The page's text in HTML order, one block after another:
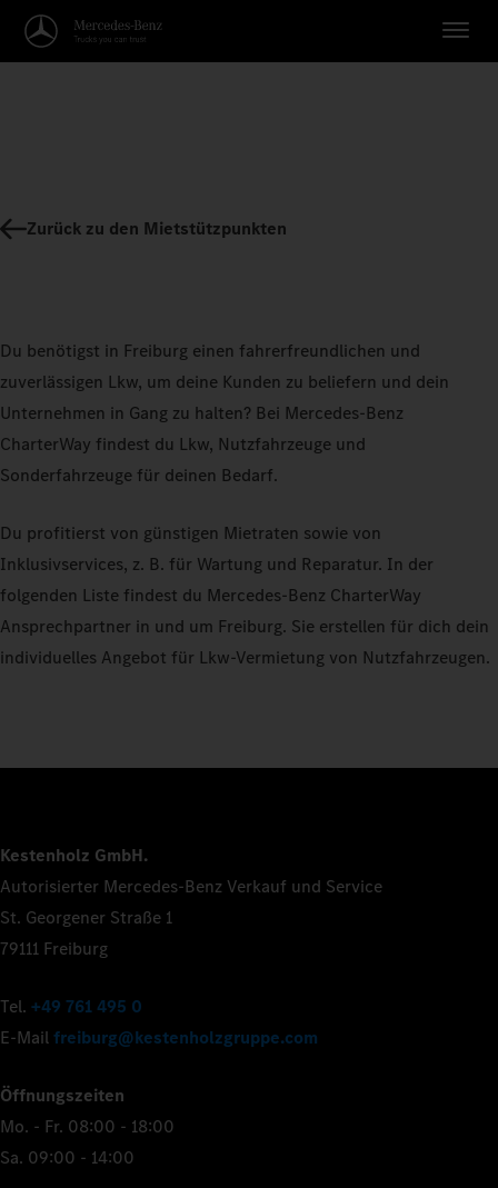
Zurück zu den Mietstützpunkten
Du benötigst in Freiburg einen fahrerfreundlichen und
zuverlässigen Lkw, um deine Kunden zu beliefern und dein
Unternehmen in Gang zu halten? Bei Mercedes-Benz
CharterWay findest du Lkw, Nutzfahrzeuge und
Sonderfahrzeuge für deinen Bedarf.
Du profitierst von günstigen Mietraten sowie von
Inklusivservices, z. B. für Wartung und Reparatur. In der
folgenden Liste findest du Mercedes-Benz CharterWay
Ansprechpartner in und um Freiburg. Sie erstellen für dich dein
individuelles Angebot für Lkw-Vermietung von Nutzfahrzeugen.
Kestenholz GmbH.
Autorisierter Mercedes-Benz Verkauf und Service
St. Georgener Straße 1
79111 Freiburg
Tel. +49 761 495 0
E-Mailfreiburg@kestenholzgruppe.com
Öffnungszeiten
Mo. - Fr. 08:00 - 18:00
Sa. 09:00 - 14:00